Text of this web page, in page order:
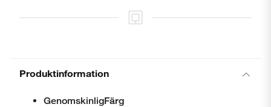
Produktinformation
GenomskinligFärg